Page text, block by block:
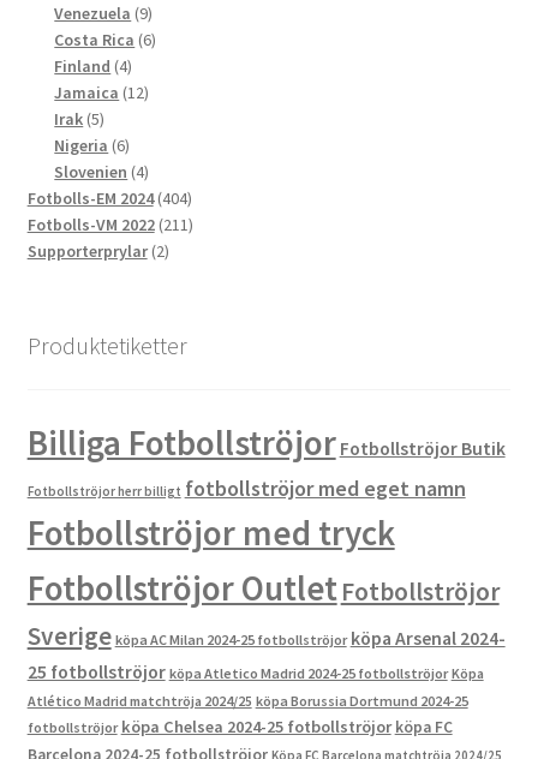
produkter
Venezuela 99
produkter
Costa Rica 66
Finland 44
produkter
Jamaica 1212
Irak 55
produkter
Nigeria 66
produkter
Slovenien 44
produkter
Fotbolls-EM 2024 404404
produkter
Fotbolls-VM 2022 211211
Supporterprylar 22
Produktetiketter
Billiga Fotbollströjor Fotbollströjor Butik
Fotbollströjor herr billigt fotbollströjor med eget namn
Fotbollströjor med tryck
Fotbollströjor OutletFotbollströjor
Sverige köpa AC Milan 2024-25 fotbollströjor köpa Arsenal 2024-
25 fotbollströjor köpa Atletico Madrid 2024-25 fotbollströjor Köpa
Atlético Madrid matchtröja 2024/25 köpa Borussia Dortmund 2024-25
fotbollströjor köpa Chelsea 2024-25 fotbollströjor köpa FC
Barcelona 2024-25 fotbollströjor Köpa FC Barcelona matchtröja 2024/25